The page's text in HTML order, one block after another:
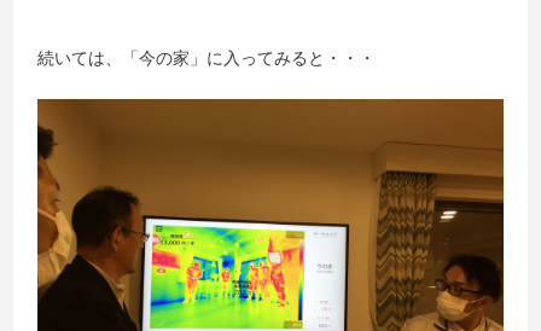
続いては、「今の家」に入ってみると・・・